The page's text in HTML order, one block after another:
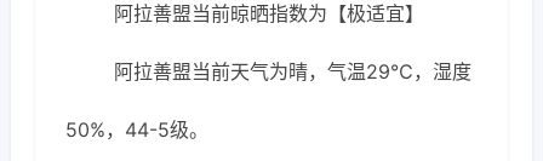
阿拉善盟当前晾晒指数为【极适宜】
阿拉善盟当前天气为晴，气温29℃，湿度
50%，44-5级。